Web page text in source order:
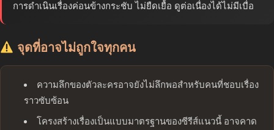
การดำเนินเรื่องค่อนข้างกระชับ ไม่ยืดเยื้อ ดูต่อเนื่องได้ไม่มีเบื่อ
จุดที่อาจไม่ถูกใจทุกคน
ความลึกของตัวละครอาจยังไม่ลึกพอสำหรับคนที่ชอบเรื่อง
ราวซับซ้อน
โครงสร้างเรื่องเป็นแบบมาตรฐานของซีรีส์แนวนี้ อาจคาด